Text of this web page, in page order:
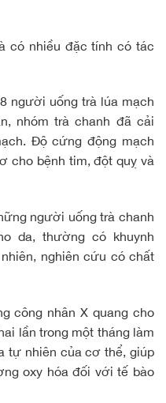
có nhiều đặc tính có tác
người uống trà lúa mạch
nhóm trà chanh đã cải
Độ cứng động mạch
cho bệnh tim, đột quỵ và
người uống trà chanh
da, thường có khuynh
nghiên cứu có chất
công nhân X quang cho
lần trong một tháng làm
tự nhiên của cơ thể, giúp
oxy hóa đối với tế bào